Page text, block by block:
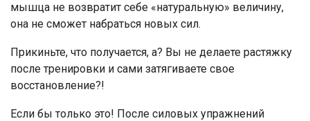
мышца не возвратит себе «натуральную» величину,
она не сможет набраться новых сил.
Прикиньте, что получается, а? Вы не делаете растяжку
после тренировки и сами затягиваете свое
восстановление?!
Если бы только это! После силовых упражнений